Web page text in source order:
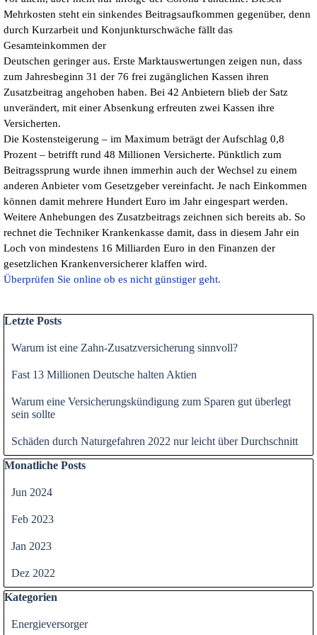
Mehrkosten steht ein sinkendes Beitragsaufkommen gegenüber, denn
durch Kurzarbeit und Konjunkturschwäche fällt das
Gesamteinkommen der
Deutschen geringer aus. Erste Marktauswertungen zeigen nun, dass
zum Jahresbeginn 31 der 76 frei zugänglichen Kassen ihren
Zusatzbeitrag angehoben haben. Bei 42 Anbietern blieb der Satz
unverändert, mit einer Absenkung erfreuten zwei Kassen ihre
Versicherten.
Die Kostensteigerung – im Maximum beträgt der Aufschlag 0,8
Prozent – betrifft rund 48 Millionen Versicherte. Pünktlich zum
Beitragssprung wurde ihnen immerhin auch der Wechsel zu einem
anderen Anbieter vom Gesetzgeber vereinfacht. Je nach Einkommen
können damit mehrere Hundert Euro im Jahr eingespart werden.
Weitere Anhebungen des Zusatzbeitrags zeichnen sich bereits ab. So
rechnet die Techniker Krankenkasse damit, dass in diesem Jahr ein
Loch von mindestens 16 Milliarden Euro in den Finanzen der
gesetzlichen Krankenversicherer klaffen wird.
Überprüfen Sie online ob es nicht günstiger geht.
Block überspringen Letzte Posts
Letzte Posts
Warum ist eine Zahn-Zusatzversicherung sinnvoll?
Fast 13 Millionen Deutsche halten Aktien
Warum eine Versicherungskündigung zum Sparen gut überlegt
sein sollte
Schäden durch Naturgefahren 2022 nur leicht über Durchschnitt
Block überspringen Monatliche Posts
Monatliche Posts
Jun 2024
Feb 2023
Jan 2023
Dez 2022
Block überspringen Kategorien
Kategorien
Energieversorger